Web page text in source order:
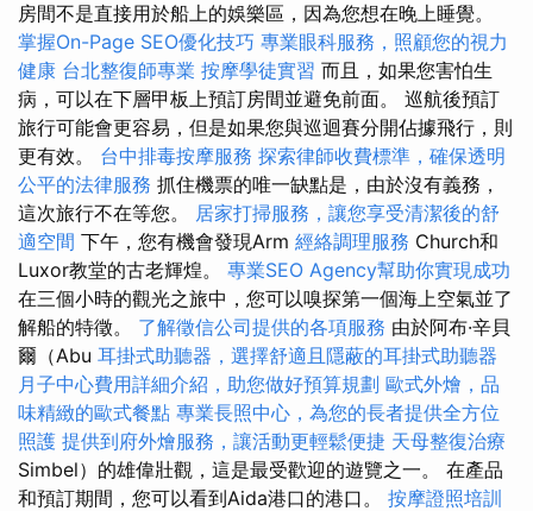
房間不是直接用於船上的娛樂區，因為您想在晚上睡覺。
掌握On-Page SEO優化技巧 專業眼科服務，照顧您的視力
健康 台北整復師專業 按摩學徒實習 而且，如果您害怕生
病，可以在下層甲板上預訂房間並避免前面。 巡航後預訂
旅行可能會更容易，但是如果您與巡迴賽分開佔據飛行，則
更有效。 台中排毒按摩服務 探索律師收費標準，確保透明
公平的法律服務 抓住機票的唯一缺點是，由於沒有義務，
這次旅行不在等您。 居家打掃服務，讓您享受清潔後的舒
適空間 下午，您有機會發現Arm 經絡調理服務 Church和
Luxor教堂的古老輝煌。 專業SEO Agency幫助你實現成功
在三個小時的觀光之旅中，您可以嗅探第一個海上空氣並了
解船的特徵。 了解徵信公司提供的各項服務 由於阿布·辛貝
爾（Abu 耳掛式助聽器，選擇舒適且隱蔽的耳掛式助聽器
月子中心費用詳細介紹，助您做好預算規劃 歐式外燴，品
味精緻的歐式餐點 專業長照中心，為您的長者提供全方位
照護 提供到府外燴服務，讓活動更輕鬆便捷 天母整復治療
Simbel）的雄偉壯觀，這是最受歡迎的遊覽之一。 在產品
和預訂期間，您可以看到Aida港口的港口。 按摩證照培訓